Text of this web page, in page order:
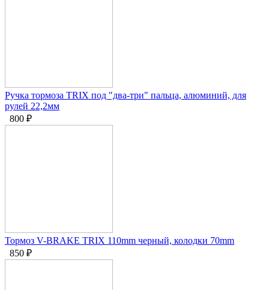
Ручка тормоза TRIX под "два-три" пальца, алюминий, для
рулей 22,2мм
800 ₽
Тормоз V-BRAKE TRIX 110mm черный, колодки 70mm
850 ₽